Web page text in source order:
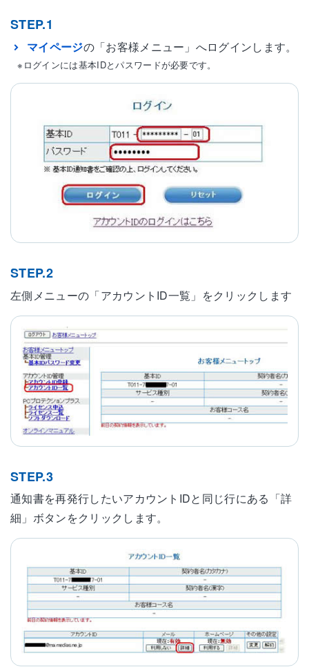
STEP.1
マイページの「お客様メニュー」へログインします。
※ログインには基本IDとパスワードが必要です。
STEP.2
左側メニューの「アカウントID一覧」をクリックします
STEP.3
通知書を再発行したいアカウントIDと同じ行にある「詳
細」ボタンをクリックします。